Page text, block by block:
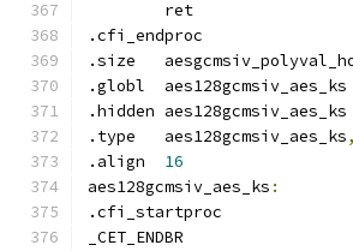
	ret
.size
.globl	aes128gcmsiv_aes_ks
.hidden aes128gcmsiv_aes_ks
.type	aes128gcmsiv_aes_ks
16
aes128gcmsiv_aes_ks :
_CET_ENDBR